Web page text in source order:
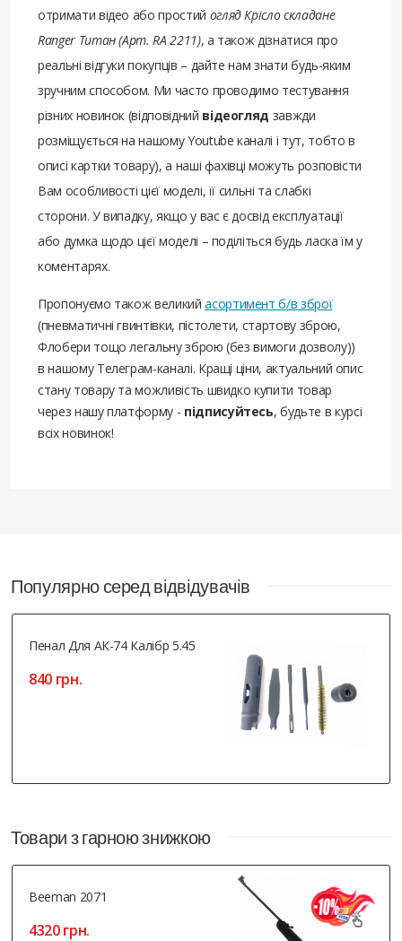
отримати відео або простий огляд Крісло складане
Ranger Титан (Арт. RA 2211), а також дізнатися про
реальні відгуки покупців – дайте нам знати будь-яким
зручним способом. Ми часто проводимо тестування
різних новинок (відповідний відеогляд завжди
розміщується на нашому Youtube каналі і тут, тобто в
описі картки товару), а наші фахівці можуть розповісти
Вам особливості цієї моделі, її сильні та слабкі
сторони. У випадку, якщо у вас є досвід експлуатації
або думка щодо цієї моделі – поділіться будь ласка їм у
коментарях.
Пропонуємо також великийасортимент б/в зброї
(пневматичні гвинтівки, пістолети, стартову зброю,
Флобери тощо легальну зброю (без вимоги дозволу))
в нашому Телеграм-каналі. Кращі ціни, актуальний опис
стану товару та можливість швидко купити товар
через нашу платформу - підписуйтесь, будьте в курсі
всіх новинок!
Популярно серед відвідувачів
Пенал Для АК-74 Калібр 5.45
840 грн.
Товари з гарною знижкою
Beeman 2071
4320 грн.